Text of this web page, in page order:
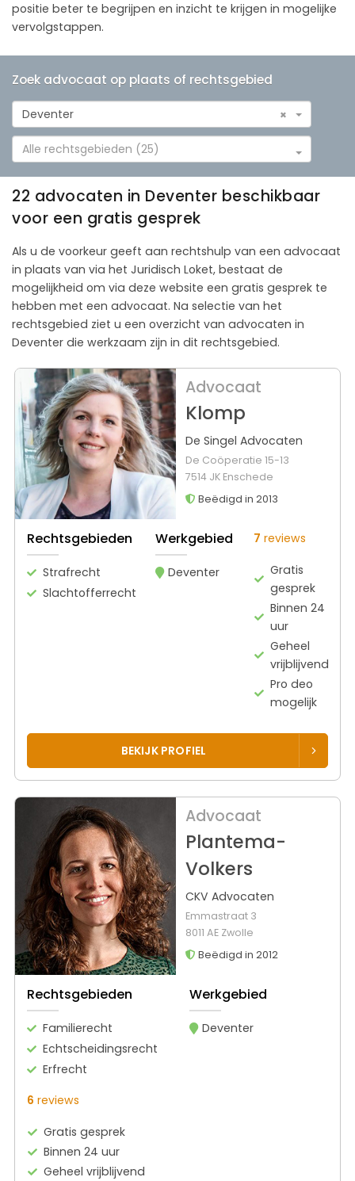
positie beter te begrijpen en inzicht te krijgen in mogelijke
vervolgstappen.
Zoek advocaat op plaats of rechtsgebied
×
Deventer
Alle rechtsgebieden (25)
22 advocaten in Deventer beschikbaar
voor een gratis gesprek
Als u de voorkeur geeft aan rechtshulp van een advocaat
in plaats van via het Juridisch Loket, bestaat de
mogelijkheid om via deze website een gratis gesprek te
hebben met een advocaat. Na selectie van het
rechtsgebied ziet u een overzicht van advocaten in
Deventer die werkzaam zijn in dit rechtsgebied.
Advocaat
Klomp
De Singel Advocaten
De Coöperatie 15-13
7514 JK Enschede
Beëdigd in 2013
Rechtsgebieden
Strafrecht
Slachtofferrecht
Werkgebied
Deventer
7 reviews
Gratis
gesprek
Binnen 24
uur
Geheel
vrijblijvend
Pro deo
mogelijk
BEKIJK PROFIEL
Advocaat
Plantema-
Volkers
CKV Advocaten
Emmastraat 3
8011 AE Zwolle
Beëdigd in 2012
Rechtsgebieden
Familierecht
Echtscheidingsrecht
Erfrecht
Werkgebied
Deventer
6 reviews
Gratis gesprek
Binnen 24 uur
Geheel vrijblijvend